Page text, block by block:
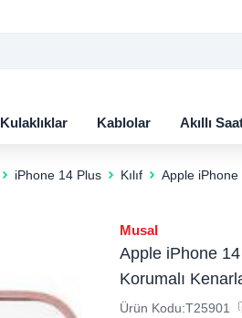
Kulaklıklar Kablolar Akıllı
iPhone 14 Plus Kılıf Apple iPhone
Musal
Apple iPhone
Korumalı
Ürün Kodu:T25901